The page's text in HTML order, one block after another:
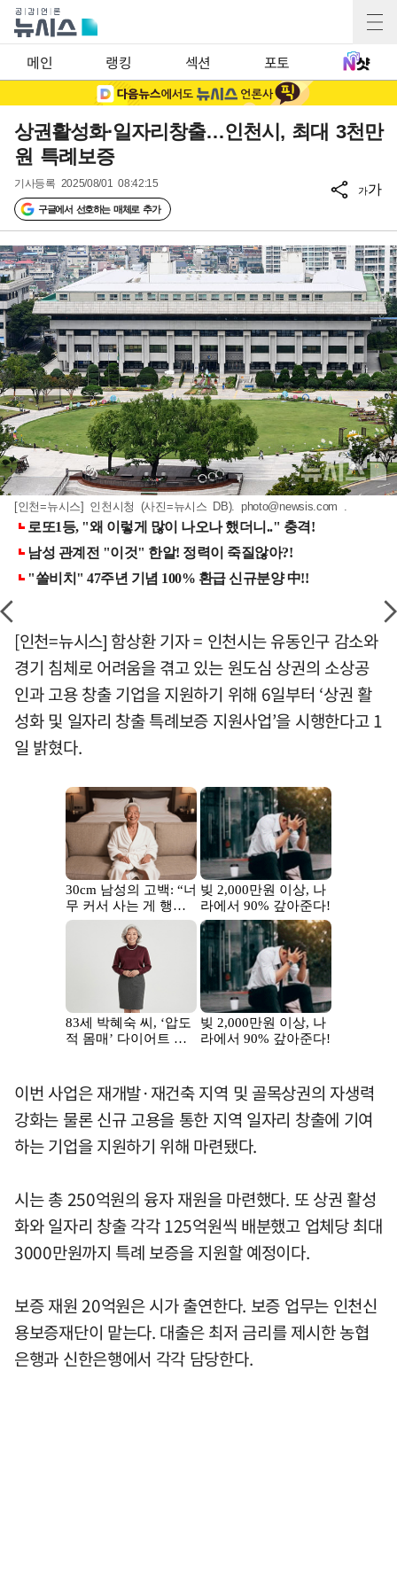
메인 랭킹 섹션 포토
상권활성화·일자리창출…인천시, 최대 3천만
원 특례보증
기사등록 2025/08/01 08:42:15
구글에서 선호하는 매체로 추가
가가
[인천=뉴시스] 인천시청 (사진=뉴시스 DB). photo@newsis.com
[인천=뉴시스] 함상환 기자 = 인천시는 유동인구 감소와
경기 침체로 어려움을 겪고 있는 원도심 상권의 소상공
인과 고용 창출 기업을 지원하기 위해 6일부터 ‘상권 활
성화 및 일자리 창출 특례보증 지원사업’을 시행한다고 1
일 밝혔다.
이번 사업은 재개발·재건축 지역 및 골목상권의 자생력
강화는 물론 신규 고용을 통한 지역 일자리 창출에 기여
하는 기업을 지원하기 위해 마련됐다.
시는 총 250억원의 융자 재원을 마련했다. 또 상권 활성
화와 일자리 창출 각각 125억원씩 배분했고 업체당 최대
3000만원까지 특례 보증을 지원할 예정이다.
보증 재원 20억원은 시가 출연한다. 보증 업무는 인천신
용보증재단이 맡는다. 대출은 최저 금리를 제시한 농협
은행과 신한은행에서 각각 담당한다.